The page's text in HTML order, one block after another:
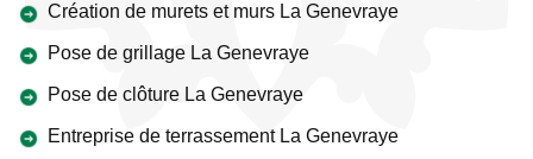
Création de murets et murs La Genevraye
Pose de grillage La Genevraye
Pose de clôture La Genevraye
Entreprise de terrassement La Genevraye